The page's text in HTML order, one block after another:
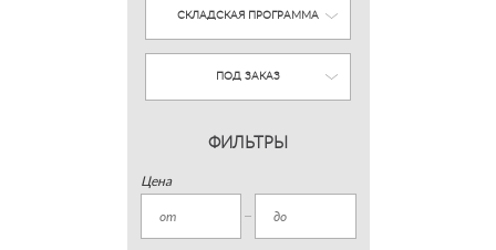
СКЛАДСКАЯ ПРОГРАММА
ПОД ЗАКАЗ
ФИЛЬТРЫ
Цена